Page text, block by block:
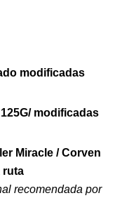
modificadas
modificadas
Miracle / Corven
ruta
recomendada por